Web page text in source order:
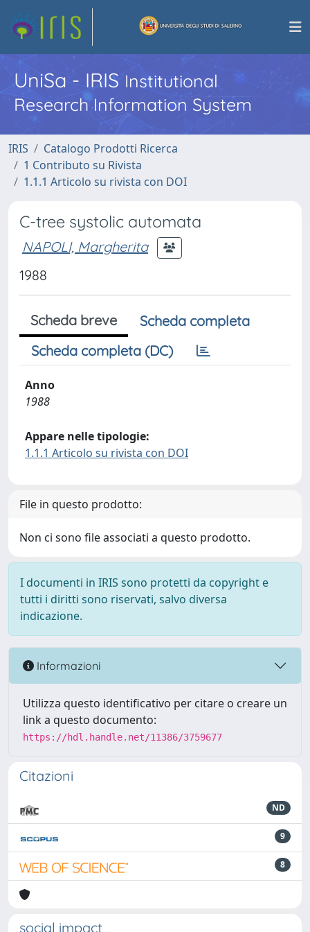
UniSa - IRISInstitutional
Research Information System
IRIS
Catalogo Prodotti Ricerca
1 Contributo su Rivista
1.1.1 Articolo su rivista con DOI
C-tree systolic automata
NAPOLI, Margherita
1988
Scheda breve
Scheda completa
Scheda completa (DC)
Anno
1988
Appare nelle tipologie:
1.1.1 Articolo su rivista con DOI
File in questo prodotto:
Non ci sono file associati a questo prodotto.
I documenti in IRIS sono protetti da copyright e
tutti i diritti sono riservati, salvo diversa
indicazione.
Informazioni
Utilizza questo identificativo per citare o creare un
link a questo documento:
https://hdl.handle.net/11386/3759677
Citazioni
ND
9
8
social impact